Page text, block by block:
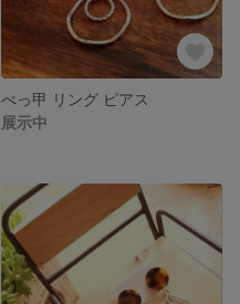
べっ甲 リング ピアス
展示中